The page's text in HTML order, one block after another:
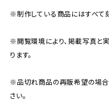
※制作している商品にはすべて
※閲覧環境により、掲載写真と
ります。
※品切れ商品の再販希望の場合
さい。